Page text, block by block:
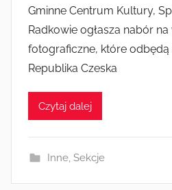
z
z
Gminne Centrum Kultury,
Radkowie ogłasza nabór
fotograficzne, które odbędą
Republika Czeska
Czytaj dalej
Inne, Sekcje